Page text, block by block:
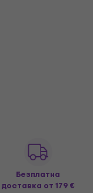
Безплатна
доставка от 179 €